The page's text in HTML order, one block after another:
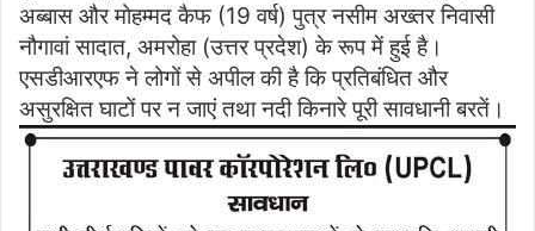
अब्बास और मोहम्मद कैफ (19 वर्ष) पुत्र नसीम अख्तर निवासी
नौगावां सादात, अमरोहा (उत्तर प्रदेश) के रूप में हुई है।
एसडीआरएफ ने लोगों से अपील की है कि प्रतिबंधित और
असुरक्षित घाटों पर न जाएं तथा नदी किनारे पूरी सावधानी बरतें।